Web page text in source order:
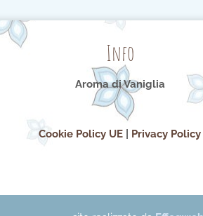
Info
Aroma di Vaniglia
Cookie Policy UE Privacy Policy